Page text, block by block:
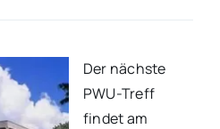
Der nächste
PWU-Treff
findet am